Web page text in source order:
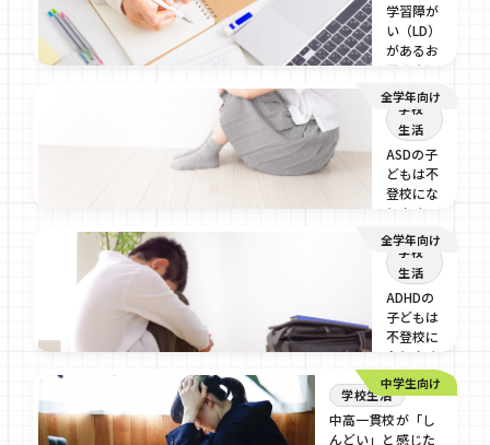
学習障が
い（LD）
があるお
子さまに
おすすめ
の勉強法
を種類別
に解説！
2026/03/3
全学年向け
学校
生活
ASDの子
どもは不
登校にな
りやす
い？よく
ある原因
や対応方
法を解説
2026/03/3
全学年向け
学校
生活
ADHDの
子どもは
不登校に
なりやす
い？関係
性や対応
のコツを
解説
中学生向け
学校生活
中高一貫校が「し
んどい」と感じた